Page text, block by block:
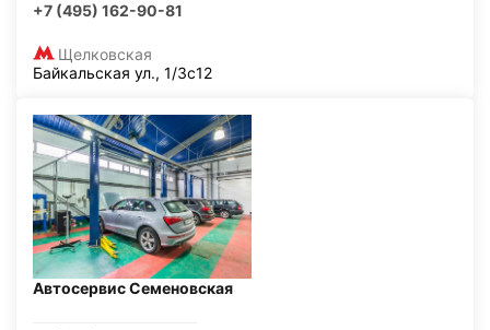
+7 (495) 162-90-81
Щелковская
Байкальская ул., 1/3с12
Автосервис Семеновская